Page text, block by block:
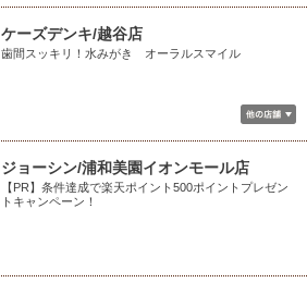
ケーズデンキ/越谷店
歯間スッキリ！水みがき オーラルスマイル
ジョーシン/浦和美園イオンモール店
【PR】条件達成で楽天ポイント500ポイントプレゼン
トキャンペーン！